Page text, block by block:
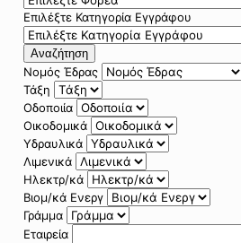
Επιλέξτε Κατηγορία Εγγράφου
Αναζήτηση
Νομός Έδρας
Τάξη
Οδοποιία
Οικοδομικά
Υδραυλικά
Λιμενικά
Ηλεκτρ/κά
Βιομ/κά Ενεργ
Γράμμα
Εταιρεία